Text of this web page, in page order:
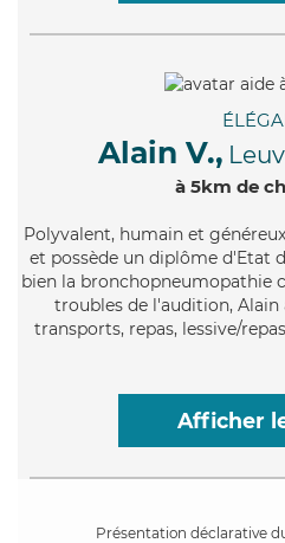
Alain V.,
à 5km de
Polyvalent, humain et
et possède un diplôme d'Etat
bien la bronchopneumopathie
troubles de l'audition, Alain
transports, repas, lessive/
Afficher
Présentation déclarative